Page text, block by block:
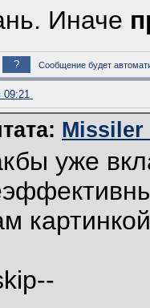
Иначе
? Сообщение будет
09:21
Missiler
уже